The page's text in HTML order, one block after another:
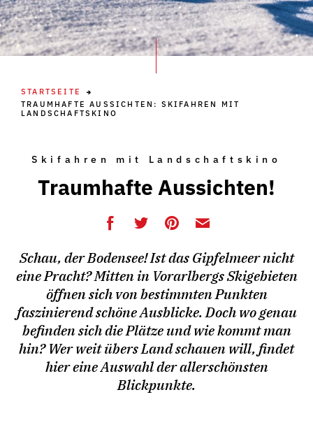
STARTSEITE
TRAUMHAFTE AUSSICHTEN: SKIFAHREN MIT
LANDSCHAFTSKINO
Skifahren mit Landschaftskino
Traumhafte Aussichten!
Schau, der Bodensee! Ist das Gipfelmeer nicht
eine Pracht? Mitten in Vorarlbergs Skigebieten
öffnen sich von bestimmten Punkten
faszinierend schöne Ausblicke. Doch wo genau
befinden sich die Plätze und wie kommt man
hin? Wer weit übers Land schauen will, findet
hier eine Auswahl der allerschönsten
Blickpunkte.